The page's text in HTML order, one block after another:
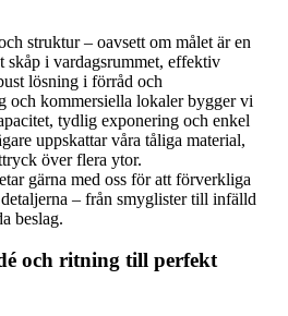
struktur – oavsett om målet är en
skåp i vardagsrummet, effektiv
lösning i förråd och
och kommersiella lokaler bygger vi
tydlig exponering och enkel
uppskattar våra tåliga material,
över flera ytor.
gärna med oss för att förverkliga
– från smyglister till infälld
beslag.
och ritning till perfekt